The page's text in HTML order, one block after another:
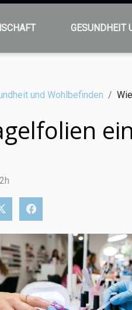
GESUNDHEIT
und Wohlbefinden